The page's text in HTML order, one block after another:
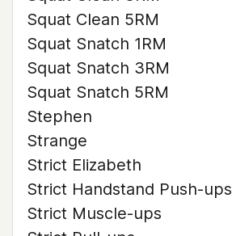
Squat Clean 5RM
Squat Snatch 1RM
Squat Snatch 3RM
Squat Snatch 5RM
Stephen
Strange
Strict Elizabeth
Strict Handstand Push-ups
Strict Muscle-ups